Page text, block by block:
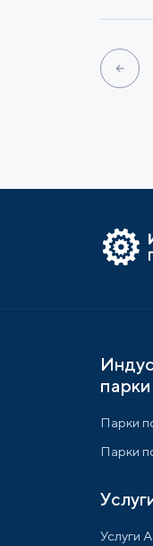
парки
Парки
Парки
Услуги